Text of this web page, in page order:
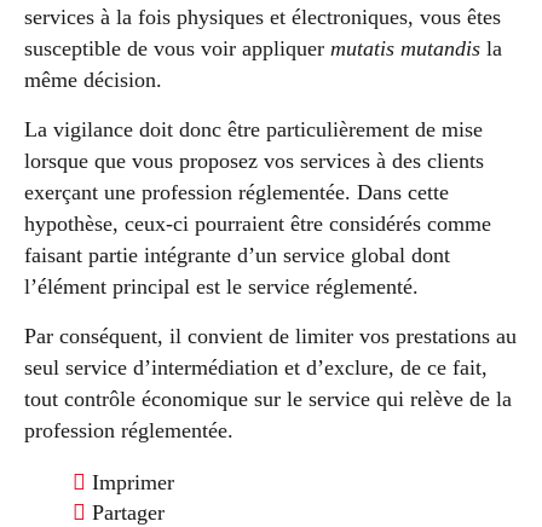
services à la fois physiques et électroniques, vous êtes
susceptible de vous voir appliquer mutatis mutandis la
même décision.
La vigilance doit donc être particulièrement de mise
lorsque que vous proposez vos services à des clients
exerçant une profession réglementée. Dans cette
hypothèse, ceux-ci pourraient être considérés comme
faisant partie intégrante d’un service global dont
l’élément principal est le service réglementé.
Par conséquent, il convient de limiter vos prestations au
seul service d’intermédiation et d’exclure, de ce fait,
tout contrôle économique sur le service qui relève de la
profession réglementée.
Imprimer
Partager